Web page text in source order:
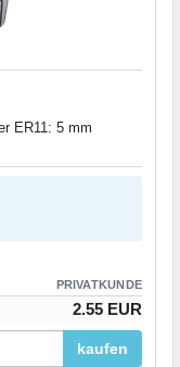
ER11: 5 mm
PRIVATKUNDE
2.55 EUR
kaufen